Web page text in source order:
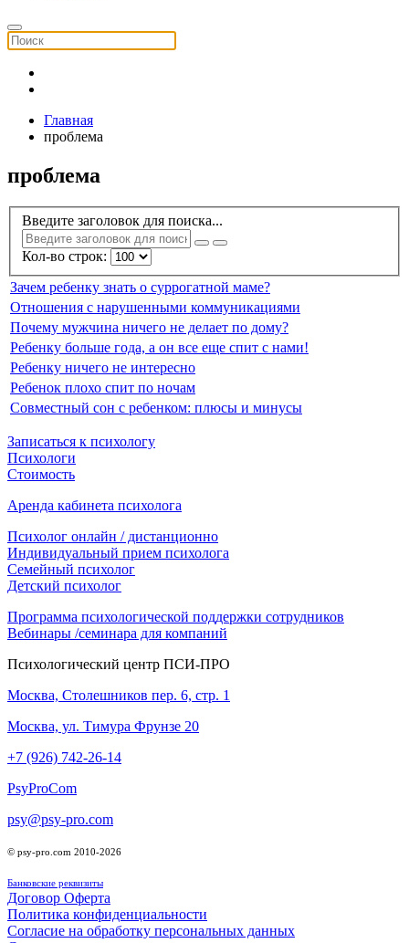
Главная
проблема
проблема
Введите заголовок для поиска...
Кол-во строк:
Зачем ребенку знать о суррогатной маме?
Отношения с нарушенными коммуникациями
Почему мужчина ничего не делает по дому?
Ребенку больше года, а он все еще спит с нами!
Ребенку ничего не интересно
Ребенок плохо спит по ночам
Совместный сон с ребенком: плюсы и минусы
Записаться к психологу
Психологи
Стоимость
Аренда кабинета психолога
Психолог онлайн / дистанционно
Индивидуальный прием психолога
Семейный психолог
Детcкий психолог
Программа психологической поддержки сотрудников
Вебинары /семинара для компаний
Психологический центр ПСИ-ПРО
Москва, Столешников пер. 6, стр. 1
Москва, ул. Тимура Фрунзе 20
+7 (926) 742-26-14
PsyProCom
psy@psy-pro.com
© psy-pro.com 2010-2026
Банковские реквизиты
Договор Оферта
Политика конфиденциальности
Согласие на обработку персональных данных